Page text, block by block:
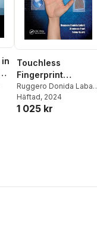
Touchless
Fingerprint
Biometrics
Ruggero Donida Labati
Vincenzo Piuri
Scotti
Häftad, 2024
1 025 kr